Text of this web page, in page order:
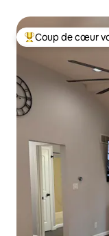
Coups de cœur
Coup de cœur